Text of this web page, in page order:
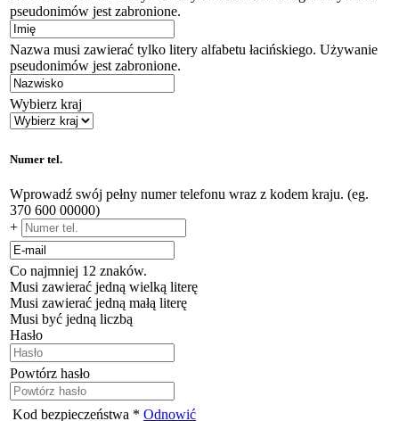
pseudonimów jest zabronione.
Nazwa musi zawierać tylko litery alfabetu łacińskiego. Używanie
pseudonimów jest zabronione.
Wybierz kraj
Numer tel.
Wprowadź swój pełny numer telefonu wraz z kodem kraju. (eg.
370 600 00000)
+
Co najmniej 12 znaków.
Musi zawierać jedną wielką literę
Musi zawierać jedną małą literę
Musi być jedną liczbą
Hasło
Powtórz hasło
Kod bezpieczeństwa * Odnowić